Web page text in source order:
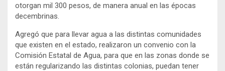
otorgan mil 300 pesos, de manera anual en las épocas
decembrinas.
Agregó que para llevar agua a las distintas comunidades
que existen en el estado, realizaron un convenio con la
Comisión Estatal de Agua, para que en las zonas donde se
están regularizando las distintas colonias, puedan tener